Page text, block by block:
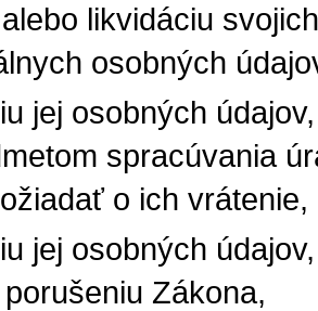
likvidáciu
osobných
jej osobných
spracúvania
o ich vrátenie,
jej osobných
Zákona,